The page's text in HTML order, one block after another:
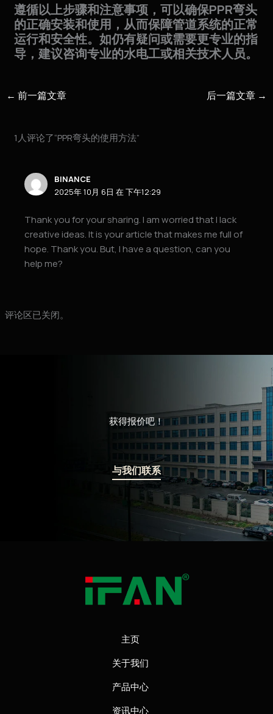
遵循以上步骤和注意事项，可以确保PPR弯头
的正确安装和使用，从而保障管道系统的正常
运行和安全性。如仍有疑问或需要更专业的指
导，建议咨询专业的水电工或相关技术人员。
← 前一篇文章 后一篇文章 →
1人评论了“PPR弯头的使用方法”
BINANCE
2025年 10月 6日 在 下午12:29
Thank you for your sharing. I am worried that I lack
creative ideas. It is your article that makes me full of
hope. Thank you. But, I have a question, can you
help me?
评论区已关闭。
获得报价吧！
与我们联系
主页
关于我们
产品中心
资讯中心